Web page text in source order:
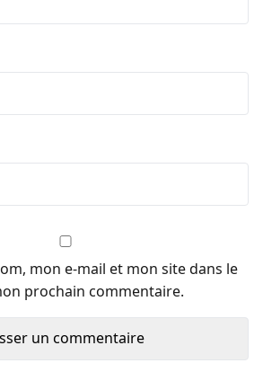
mon e-mail et mon site dans le
prochain commentaire.